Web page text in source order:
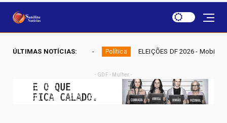
ÚLTIMAS NOTÍCIAS:
Política ELEIÇÕES DF 2026 - Mobiliza aposta em nominata completa
- GDF - Mulher -